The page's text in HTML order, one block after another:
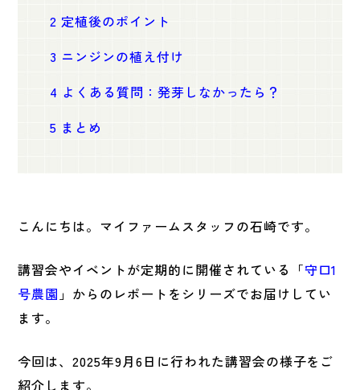
2 定植後のポイント
3 ニンジンの植え付け
4 よくある質問：発芽しなかったら？
5 まとめ
こんにちは。マイファームスタッフの石崎です。
講習会やイベントが定期的に開催されている「守口1
号農園 」からのレポートをシリーズでお届けしてい
ます。
今回は、2025年9月6日に行われた講習会の様子をご
紹介します。